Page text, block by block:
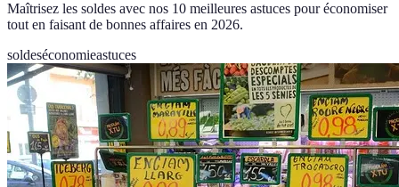
Maîtrisez les soldes avec nos 10 meilleures astuces pour économiser
tout en faisant de bonnes affaires en 2026.
soldeséconomieastuces